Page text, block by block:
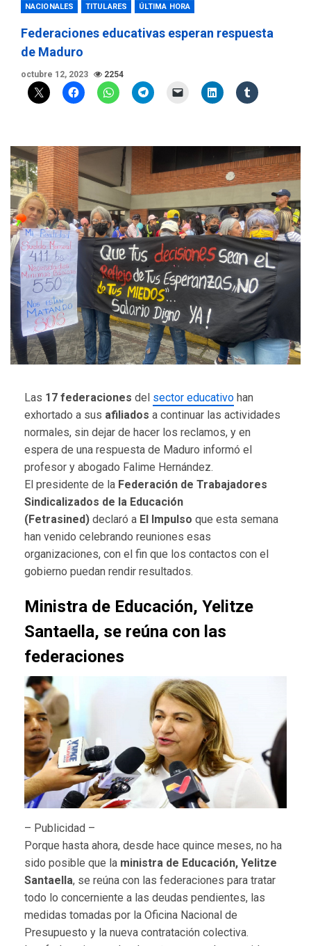
NACIONALES TITULARES ÚLTIMA HORA
Federaciones educativas esperan respuesta
de Maduro
octubre 12, 2023 2254
Las 17 federaciones del sector educativo han
exhortado a sus afiliados a continuar las actividades
normales, sin dejar de hacer los reclamos, y en
espera de una respuesta de Maduro informó el
profesor y abogado Falime Hernández.
El presidente de la Federación de Trabajadores
Sindicalizados de la Educación
(Fetrasined) declaró a El Impulso que esta semana
han venido celebrando reuniones esas
organizaciones, con el fin que los contactos con el
gobierno puedan rendir resultados.
Ministra de Educación, Yelitze
Santaella, se reúna con las
federaciones
– Publicidad –
Porque hasta ahora, desde hace quince meses, no ha
sido posible que la ministra de Educación, Yelitze
Santaella, se reúna con las federaciones para tratar
todo lo concerniente a las deudas pendientes, las
medidas tomadas por la Oficina Nacional de
Presupuesto y la nueva contratación colectiva.